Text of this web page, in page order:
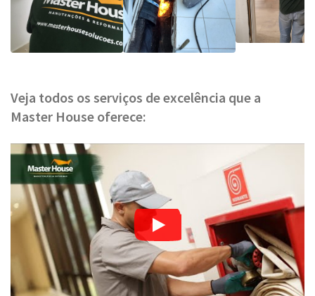
Veja todos os serviços de excelência que a
Master House oferece: